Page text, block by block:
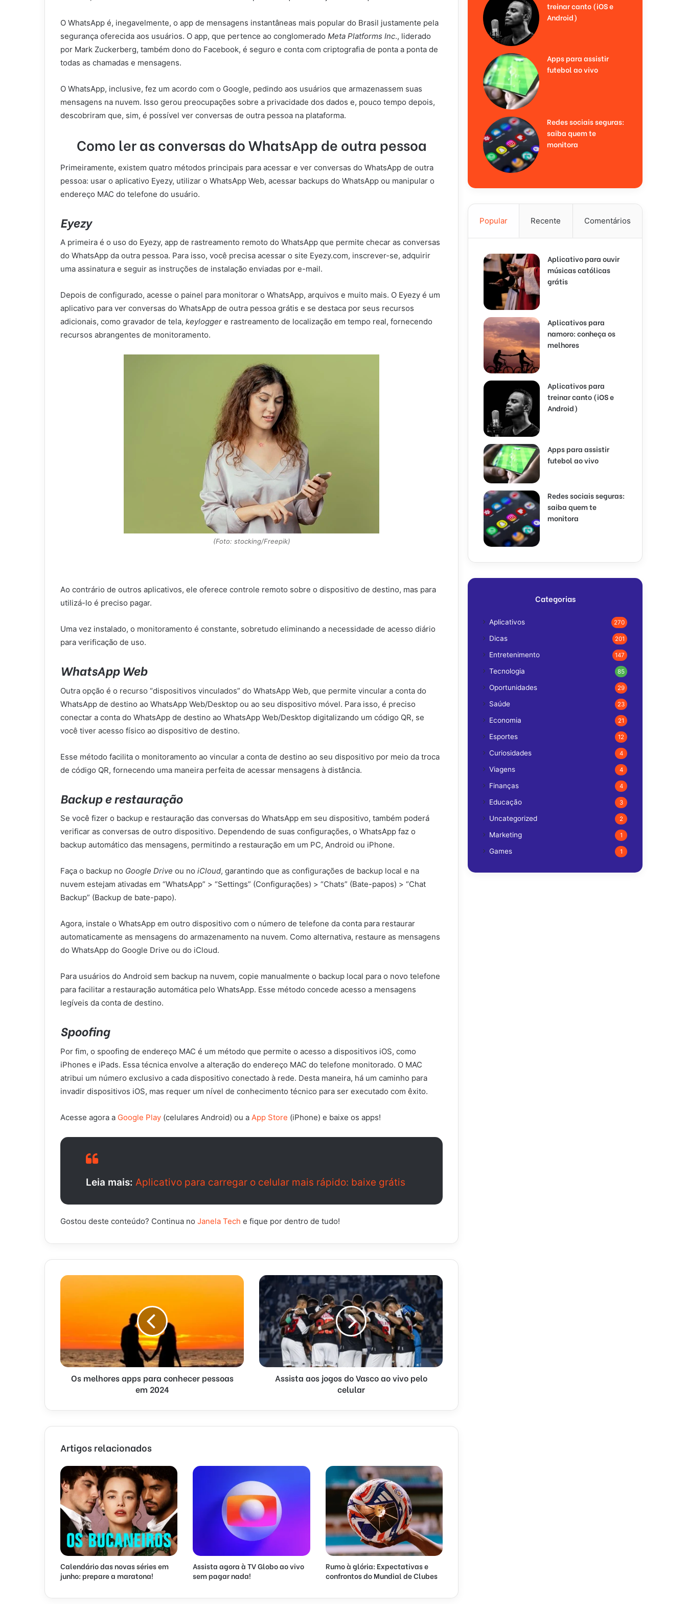
O WhatsApp é, inegavelmente, o app de mensagens instantâneas mais popular do Brasil justamente pela
segurança oferecida aos usuários. O app, que pertence ao conglomerado Meta Platforms Inc., liderado
por Mark Zuckerberg, também dono do Facebook, é seguro e conta com criptografia de ponta a ponta de
todas as chamadas e mensagens.
O WhatsApp, inclusive, fez um acordo com o Google, pedindo aos usuários que armazenassem suas
mensagens na nuvem. Isso gerou preocupações sobre a privacidade dos dados e, pouco tempo depois,
descobriram que, sim, é possível ver conversas de outra pessoa na plataforma.
Como ler as conversas do WhatsApp de outra pessoa
Primeiramente, existem quatro métodos principais para acessar e ver conversas do WhatsApp de outra
pessoa: usar o aplicativo Eyezy, utilizar o WhatsApp Web, acessar backups do WhatsApp ou manipular o
endereço MAC do telefone do usuário.
Eyezy
A primeira é o uso do Eyezy, app de rastreamento remoto do WhatsApp que permite checar as conversas
do WhatsApp da outra pessoa. Para isso, você precisa acessar o site Eyezy.com, inscrever-se, adquirir
uma assinatura e seguir as instruções de instalação enviadas por e-mail.
Depois de configurado, acesse o painel para monitorar o WhatsApp, arquivos e muito mais. O Eyezy é um
aplicativo para ver conversas do WhatsApp de outra pessoa grátis e se destaca por seus recursos
adicionais, como gravador de tela, keylogger e rastreamento de localização em tempo real, fornecendo
recursos abrangentes de monitoramento.
(Foto: stocking/Freepik)
Ao contrário de outros aplicativos, ele oferece controle remoto sobre o dispositivo de destino, mas para
utilizá-lo é preciso pagar.
Uma vez instalado, o monitoramento é constante, sobretudo eliminando a necessidade de acesso diário
para verificação de uso.
WhatsApp Web
Outra opção é o recurso “dispositivos vinculados” do WhatsApp Web, que permite vincular a conta do
WhatsApp de destino ao WhatsApp Web/Desktop ou ao seu dispositivo móvel. Para isso, é preciso
conectar a conta do WhatsApp de destino ao WhatsApp Web/Desktop digitalizando um código QR, se
você tiver acesso físico ao dispositivo de destino.
Esse método facilita o monitoramento ao vincular a conta de destino ao seu dispositivo por meio da troca
de código QR, fornecendo uma maneira perfeita de acessar mensagens à distância.
Backup e restauração
Se você fizer o backup e restauração das conversas do WhatsApp em seu dispositivo, também poderá
verificar as conversas de outro dispositivo. Dependendo de suas configurações, o WhatsApp faz o
backup automático das mensagens, permitindo a restauração em um PC, Android ou iPhone.
Faça o backup no Google Drive ou no iCloud, garantindo que as configurações de backup local e na
nuvem estejam ativadas em “WhatsApp” > “Settings” (Configurações) > “Chats” (Bate-papos) > “Chat
Backup” (Backup de bate-papo).
Agora, instale o WhatsApp em outro dispositivo com o número de telefone da conta para restaurar
automaticamente as mensagens do armazenamento na nuvem. Como alternativa, restaure as mensagens
do WhatsApp do Google Drive ou do iCloud.
Para usuários do Android sem backup na nuvem, copie manualmente o backup local para o novo telefone
para facilitar a restauração automática pelo WhatsApp. Esse método concede acesso a mensagens
legíveis da conta de destino.​
Spoofing
​Por fim, o spoofing de endereço MAC é um método que permite o acesso a dispositivos iOS, como
iPhones e iPads. Essa técnica envolve a alteração do endereço MAC do telefone monitorado. O MAC
atribui um número exclusivo a cada dispositivo conectado à rede. ​ Desta maneira, há um caminho para
invadir dispositivos iOS, mas requer um nível de conhecimento técnico para ser executado com êxito.
Acesse agora a Google Play (celulares Android) ou a App Store (iPhone) e baixe os apps!
Leia mais: Aplicativo para carregar o celular mais rápido: baixe grátis
Gostou deste conteúdo? Continua no Janela Tech e fique por dentro de tudo!
Os melhores apps para conhecer pessoas
em 2024
Assista aos jogos do Vasco ao vivo pelo
celular
Artigos relacionados
Calendário das novas séries em
junho: prepare a maratona!
Assista agora à TV Globo ao vivo
sem pagar nada!
Rumo à glória: Expectativas e
confrontos do Mundial de Clubes
treinar canto (iOS e
Android)
Apps para assistir
futebol ao vivo
Redes sociais seguras:
saiba quem te
monitora
Popular Recente Comentários
Aplicativo para ouvir
músicas católicas
grátis
Aplicativos para
namoro: conheça os
melhores
Aplicativos para
treinar canto (iOS e
Android)
Apps para assistir
futebol ao vivo
Redes sociais seguras:
saiba quem te
monitora
Categorias
Aplicativos 270
Dicas 201
Entretenimento 147
Tecnologia 85
Oportunidades 29
Saúde 23
Economia 21
Esportes 12
Curiosidades 4
Viagens 4
Finanças 4
Educação 3
Uncategorized 2
Marketing 1
Games 1